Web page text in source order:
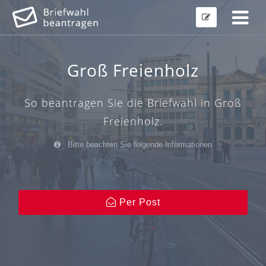
Groß Freienholz
So beantragen Sie die Briefwahl in Groß
Freienholz.
Bitte beachten Sie folgende Informationen
Per Post